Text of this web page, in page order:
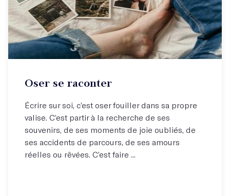
Oser se raconter
Écrire sur soi, c’est oser fouiller dans sa propre
valise. C’est partir à la recherche de ses
souvenirs, de ses moments de joie oubliés, de
ses accidents de parcours, de ses amours
réelles ou rêvées. C’est faire ...